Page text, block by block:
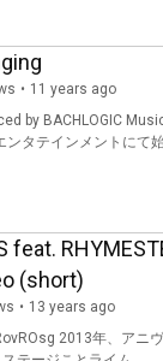
11 years ago
Music Video
タテインメントにて
feat.
(short)
13 years ago